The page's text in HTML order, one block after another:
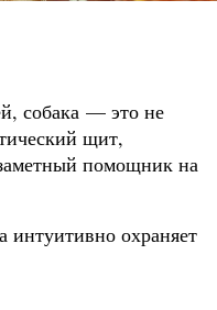
собака — это не
щит,
помощник на
интуитивно охраняет